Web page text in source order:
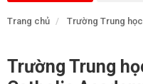
Trang chủ Trường Trung học
Trường Trung